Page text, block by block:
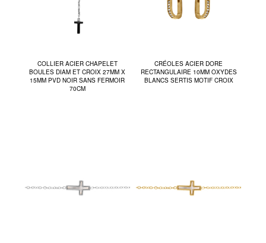
COLLIER ACIER CHAPELET
BOULES DIAM ET CROIX 27MM X
15MM PVD NOIR SANS FERMOIR
70CM
CRÉOLES ACIER DORE
RECTANGULAIRE 10MM OXYDES
BLANCS SERTIS MOTIF CROIX